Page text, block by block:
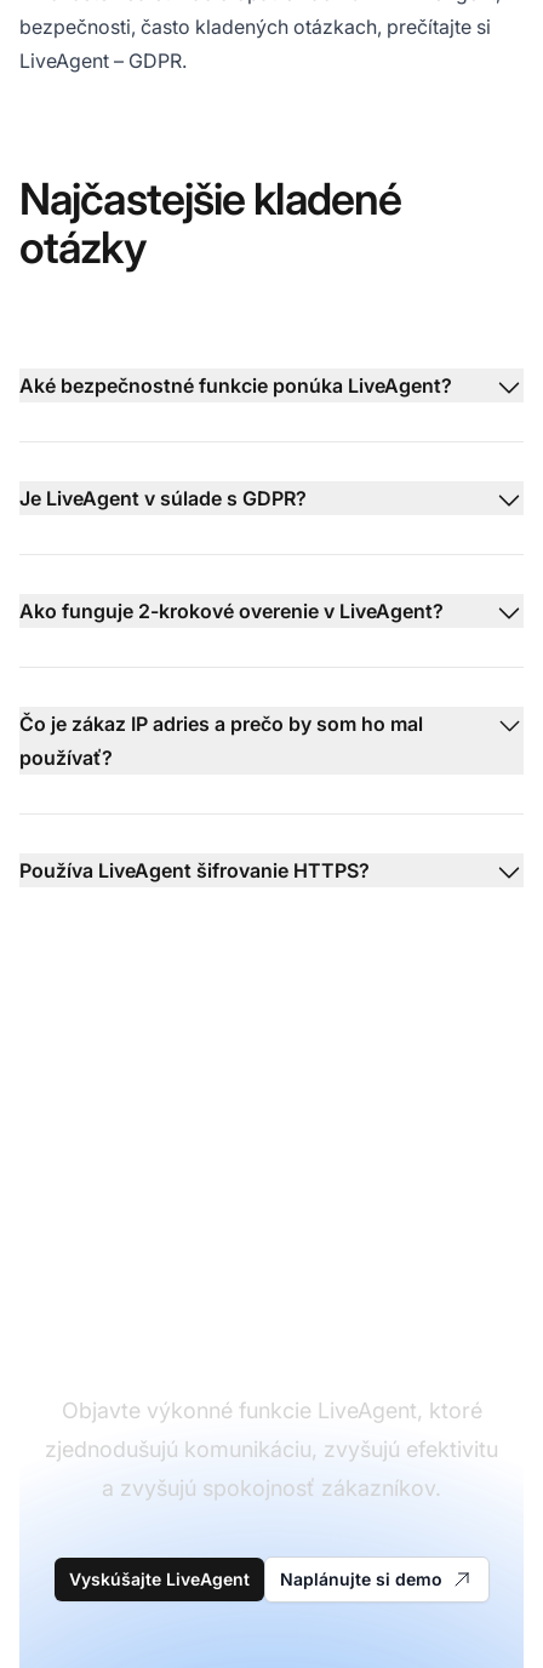
bezpečnosti, často kladených otázkach, prečítajte si
LiveAgent – GDPR.
Najčastejšie kladené
otázky
Aké bezpečnostné funkcie ponúka LiveAgent?
Je LiveAgent v súlade s GDPR?
Ako funguje 2-krokové overenie v LiveAgent?
Čo je zákaz IP adries a prečo by som ho mal
používať?
Používa LiveAgent šifrovanie HTTPS?
Objavte výkonné funkcie LiveAgent, ktoré
zjednodušujú komunikáciu, zvyšujú efektivitu
a zvyšujú spokojnosť zákazníkov.
Vyskúšajte LiveAgent Naplánujte si demo